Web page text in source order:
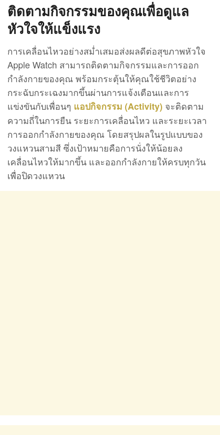
ติดตามกิจกรรมของคุณเพื่อดูแล
หัวใจให้แข็งแรง
การเคลื่อนไหวอย่างสม่ำเสมอส่งผลดีต่อสุขภาพหัวใจ
Apple Watch สามารถติดตามกิจกรรมและการออก
กำลังกายของคุณ พร้อมกระตุ้นให้คุณใช้ชีวิตอย่าง
กระฉับกระเฉงมากขึ้นผ่านการแจ้งเตือนและการ
แข่งขันกับเพื่อนๆ แอปกิจกรรม (Activity) จะติดตาม
ความถี่ในการยืน ระยะการเคลื่อนไหว และระยะเวลา
การออกกำลังกายของคุณ โดยสรุปผลในรูปแบบของ
วงแหวนสามสี ซึ่งเป้าหมายคือการนั่งให้น้อยลง
เคลื่อนไหวให้มากขึ้น และออกกำลังกายให้ครบทุกวัน
เพื่อปิดวงแหวน